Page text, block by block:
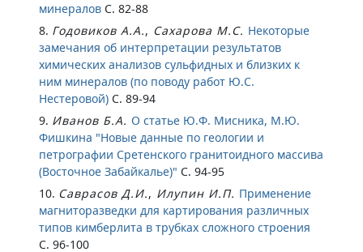
минералов С. 82-88
8. Годовиков А.А., Сахарова М.С. Некоторые
замечания об интерпретации результатов
химических анализов сульфидных и близких к
ним минералов (по поводу работ Ю.С.
Нестеровой) С. 89-94
9. Иванов Б.А. О статье Ю.Ф. Мисника, М.Ю.
Фишкина "Новые данные по геологии и
петрографии Сретенского гранитоидного массива
(Восточное Забайкалье)" С. 94-95
10. Саврасов Д.И., Илупин И.П. Применение
магниторазведки для картирования различных
типов кимберлита в трубках сложного строения
С. 96-100